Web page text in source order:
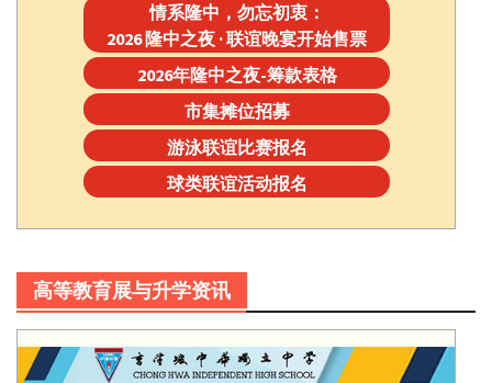
情系隆中，勿忘初衷：
2026 隆中之夜 · 联谊晚宴开始售票
2026年隆中之夜-筹款表格
市集摊位招募
游泳联谊比赛报名
球类联谊活动报名
高等教育展与升学资讯